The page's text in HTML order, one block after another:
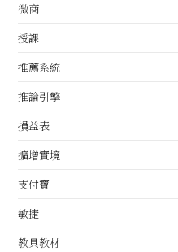
微商
授課
推薦系統
推論引擎
損益表
擴增實境
支付寶
敏捷
教具教材